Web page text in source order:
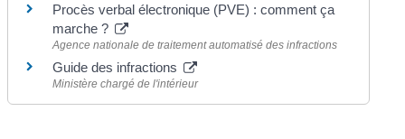
Procès verbal électronique (PVE) : comment ça
marche ?
Agence nationale de traitement automatisé des infractions
Guide des infractions
Ministère chargé de l'intérieur